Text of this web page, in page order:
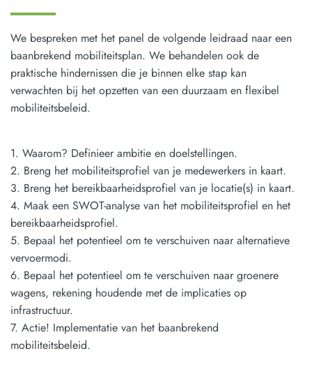
We bespreken met het panel de volgende leidraad naar een
baanbrekend mobiliteitsplan. We behandelen ook de
praktische hindernissen die je binnen elke stap kan
verwachten bij het opzetten van een duurzaam en flexibel
mobiliteitsbeleid.
1. Waarom? Definieer ambitie en doelstellingen.
2. Breng het mobiliteitsprofiel van je medewerkers in kaart.
3. Breng het bereikbaarheidsprofiel van je locatie(s) in kaart.
4. Maak een SWOT-analyse van het mobiliteitsprofiel en het
bereikbaarheidsprofiel.
5. Bepaal het potentieel om te verschuiven naar alternatieve
vervoermodi.
6. Bepaal het potentieel om te verschuiven naar groenere
wagens, rekening houdende met de implicaties op
infrastructuur.
7. Actie! Implementatie van het baanbrekend
mobiliteitsbeleid.